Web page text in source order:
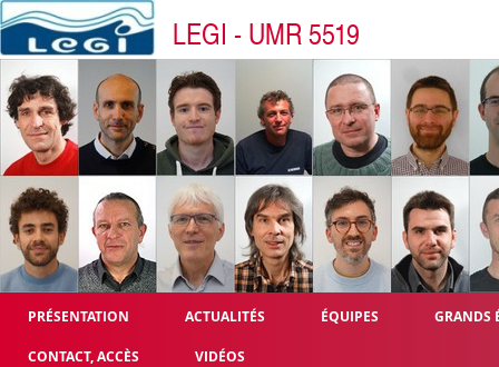
LEGI - UMR 5519
PRÉSENTATION ACTUALITÉS ÉQUIPES GRANDS
CONTACT, ACCÈS VIDÉOS